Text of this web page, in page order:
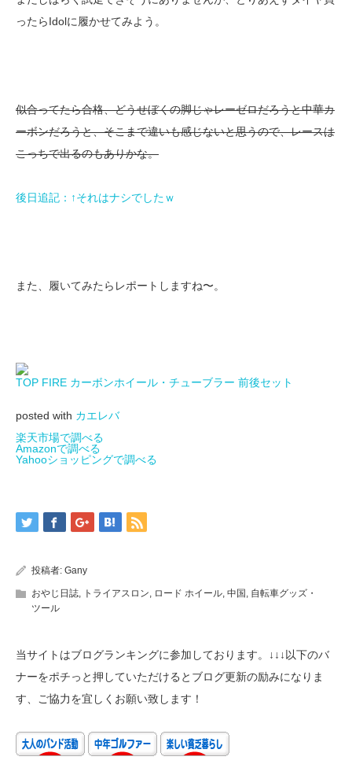
ったらIdolに履かせてみよう。
似合ってたら合格、どうせぼくの脚じゃレーゼロだろうと中華カ
ーボンだろうと、そこまで違いも感じないと思うので、レースは
こっちで出るのもありかな。
後日追記：↑それはナシでしたｗ
また、履いてみたらレポートしますね〜。
TOP FIRE カーボンホイール・チューブラー 前後セット
posted with カエレバ
楽天市場で調べる
Amazonで調べる
Yahooショッピングで調べる
投稿者: Gany
おやじ日誌, トライアスロン, ロード ホイール, 中国 , 自転車グッズ・
ツール
当サイトはブログランキングに参加しております。↓↓↓以下のバ
ナーをポチっと押していただけるとブログ更新の励みになりま
す、ご協力を宜しくお願い致します！